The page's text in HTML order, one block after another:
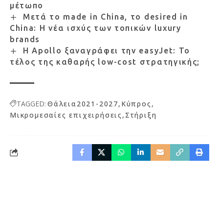
μέτωπο
Μετά το made in China, το desired in
China: Η νέα ισχύς των τοπικών luxury
brands
Η Apollo ξαναγράφει την easyJet: Το
τέλος της καθαρής low-cost στρατηγικής;
TAGGED: Θάλεια2021-2027 Κύπρος
Μικρομεσαίες επιχειρήσεις Στήριξη